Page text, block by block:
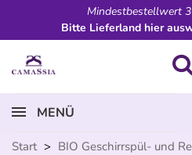
Mindestbestellwert
Bitte Lieferland hier
MENÜ
Start > BIO Geschirrspül- und